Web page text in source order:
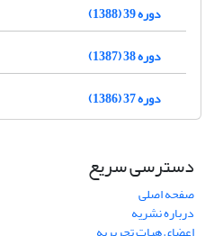
دوره 39 (1388)
دوره 38 (1387)
دوره 37 (1386)
دسترسی سریع
صفحه اصلی
درباره نشریه